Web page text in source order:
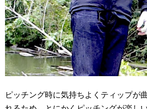
ピッチング時に気持ちよくティップが